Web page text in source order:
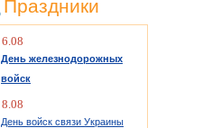
Праздники
6.08
День железнодорожных
войск
8.08
День войск связи Украины